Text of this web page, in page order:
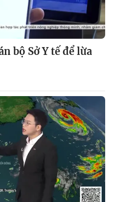
bộ Sở Y tế để lừa